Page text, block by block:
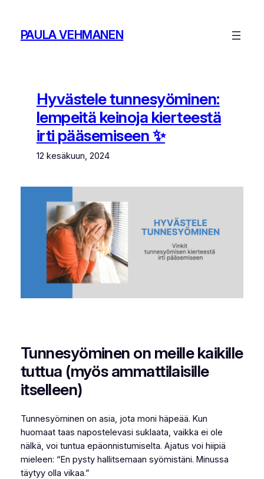
PAULA VEHMANEN
Hyvästele tunnesyöminen:
lempeitä keinoja kierteestä
irti pääsemiseen ✨
12 kesäkuun, 2024
Tunnesyöminen on meille kaikille
tuttua (myös ammattilaisille
itselleen)
Tunnesyöminen on asia, jota moni häpeää. Kun
huomaat taas napostelevasi suklaata, vaikka ei ole
nälkä, voi tuntua epäonnistumiselta. Ajatus voi hiipiä
mieleen: “En pysty hallitsemaan syömistäni. Minussa
täytyy olla vikaa.”